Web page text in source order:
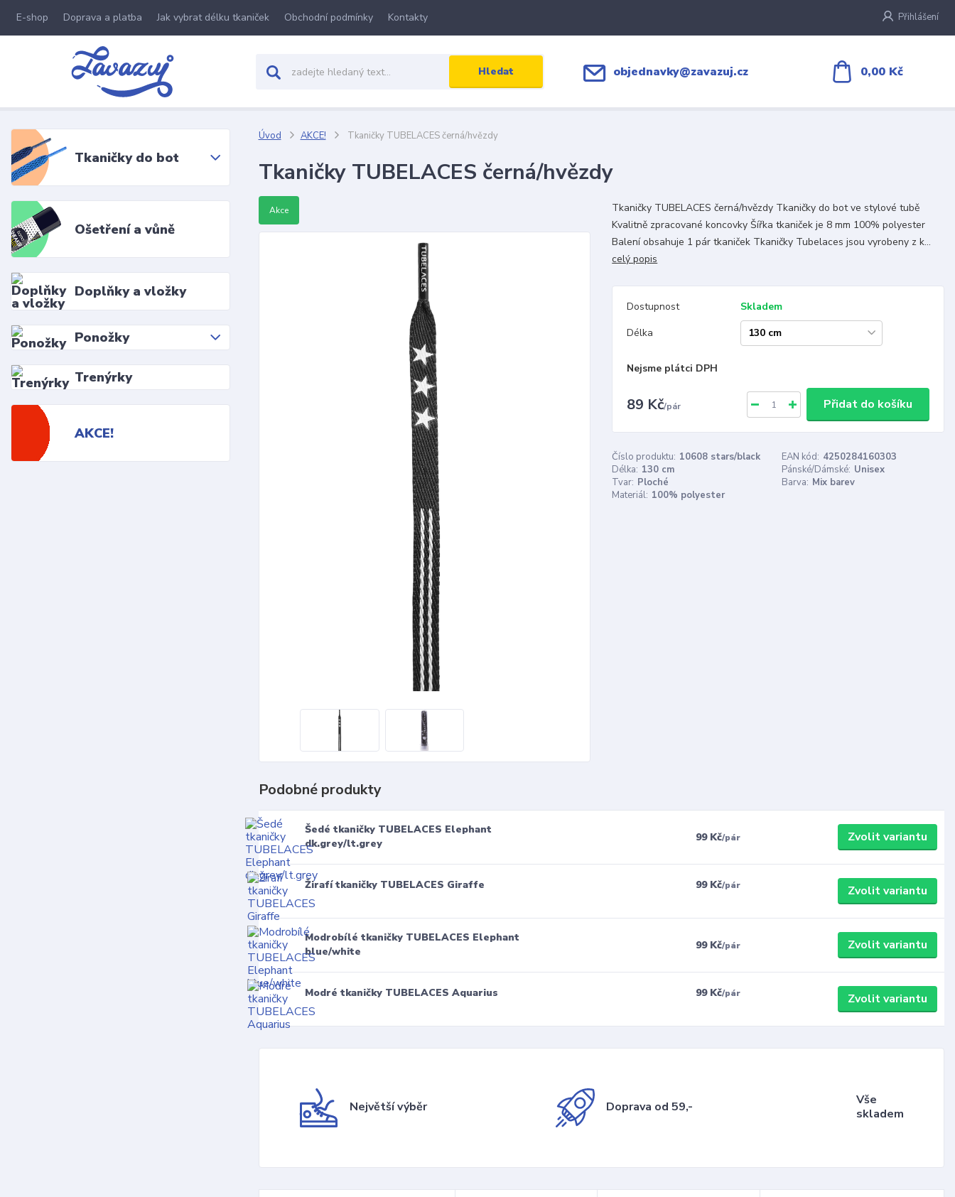
E-shop Doprava a platba Jak vybrat délku tkaniček Obchodní podmínky Kontakty Přihlášení
Hledat objednavky@zavazuj.cz 0,00 Kč
Tkaničky do bot
Ošetření a vůně
Doplňky a vložky
Ponožky
Trenýrky
AKCE!
Úvod AKCE! Tkaničky TUBELACES černá/hvězdy
Tkaničky TUBELACES černá/hvězdy
Akce
Tkaničky TUBELACES černá/hvězdy Tkaničky do bot ve stylové tubě
Kvalitně zpracované koncovky Šířka tkaniček je 8 mm 100% polyester
Balení obsahuje 1 pár tkaniček Tkaničky Tubelaces jsou vyrobeny z k...
celý popis
Dostupnost
Skladem
Délka
Nejsme plátci DPH
89 Kč/pár Přidat do košíku
Číslo produktu: 10608 stars/black EAN kód: 4250284160303
Délka: 130 cm Pánské/Dámské: Unisex
Tvar: Ploché Barva: Mix barev
Materiál: 100% polyester
Podobné produkty
Šedé tkaničky TUBELACES Elephant
dk.grey/lt.grey
99 Kč/pár Zvolit variantu
Žirafí tkaničky TUBELACES Giraffe 99 Kč/pár Zvolit variantu
Modrobílé tkaničky TUBELACES Elephant
blue/white
99 Kč/pár Zvolit variantu
Modré tkaničky TUBELACES Aquarius 99 Kč/pár Zvolit variantu
Největší výběr Doprava od 59,-
Vše
skladem